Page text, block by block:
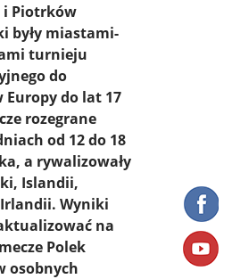
i Piotrków
były miastami-
turnieju
do
do lat 17
rozegrane
od 12 do 18
a rywalizowały
Islandii,
Wyniki
na
Polek
osobnych